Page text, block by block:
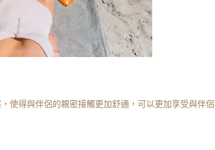
使得與伴侶的親密接觸更加舒適，可以更加享受與伴侶